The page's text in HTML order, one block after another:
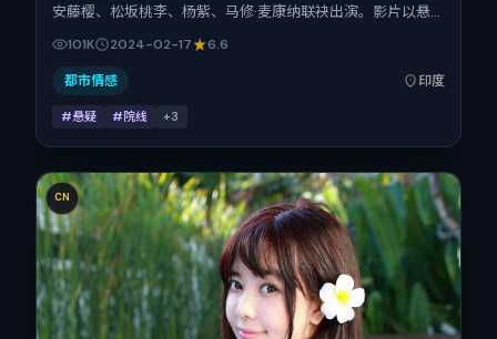
安藤樱、松坂桃李、杨紫、马修·麦康纳联袂出演。影片以悬
疑为叙事引擎，将故事锚定在印度，借当代中国的现实肌理推
进人物抉择与反转。2024年2月17日于印度首映（春节档前
后），片长144分钟，适合喜欢强情节与细腻表演的观众。
101K 2024-02-17 6.6
都市情感 印度
#悬疑 #院线 +3
CN